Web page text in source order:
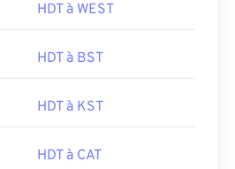
HDT à WEST
HDT à BST
HDT à KST
HDT à CAT